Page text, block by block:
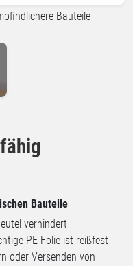
Bauteile
Bauteile
verhindert
PE-Folie ist reißfest
oder Versenden von